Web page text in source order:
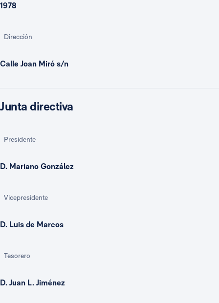
1978
Dirección
Calle Joan Miró s/n
Junta directiva
Presidente
D. Mariano González
Vicepresidente
D. Luis de Marcos
Tesorero
D. Juan L. Jiménez